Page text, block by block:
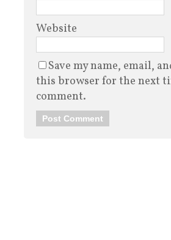
Website
Save my name, email,
this browser for the next
comment.